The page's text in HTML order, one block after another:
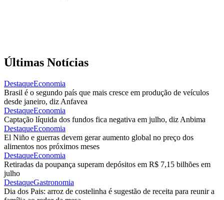
Últimas Notícias
DestaqueEconomia
Brasil é o segundo país que mais cresce em produção de veículos
desde janeiro, diz Anfavea
DestaqueEconomia
Captação líquida dos fundos fica negativa em julho, diz Anbima
DestaqueEconomia
El Niño e guerras devem gerar aumento global no preço dos
alimentos nos próximos meses
DestaqueEconomia
Retiradas da poupança superam depósitos em R$ 7,15 bilhões em
julho
DestaqueGastronomia
Dia dos Pais: arroz de costelinha é sugestão de receita para reunir a